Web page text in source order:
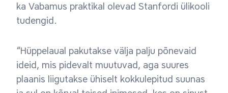
ka Vabamus praktikal olevad Stanfordi ülikooli
tudengid.
“Hüppelaual pakutakse välja palju põnevaid
ideid, mis pidevalt muutuvad, aga suures
plaanis liigutakse ühiselt kokkulepitud suunas